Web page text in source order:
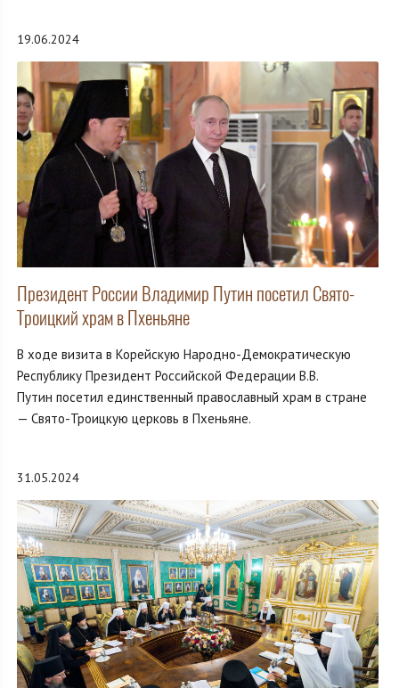
19.06.2024
Президент России Владимир Путин посетил Свято-
Троицкий храм в Пхеньяне
В ходе визита в Корейскую Народно-Демократическую
Республику Президент Российской Федерации В.В.
Путин посетил единственный православный храм в стране
— Свято-Троицкую церковь в Пхеньяне.
31.05.2024